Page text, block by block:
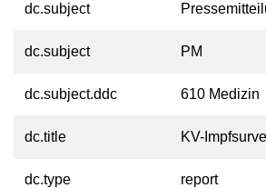
dc.subject
dc.subject PM
dc.subject.ddc 610 Medizin
dc.title KV-
dc.type report